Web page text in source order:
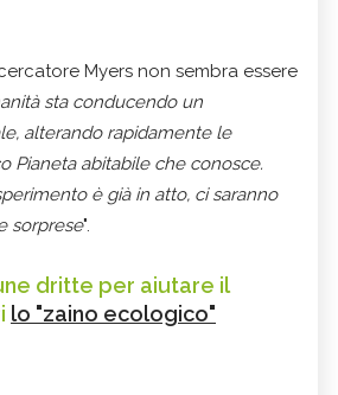
Myers non sembra essere
sta conducendo un
alterando rapidamente le
Pianeta abitabile che conosce.
è già in atto, ci saranno
sorprese".
dritte per aiutare il
lo "zaino ecologico"